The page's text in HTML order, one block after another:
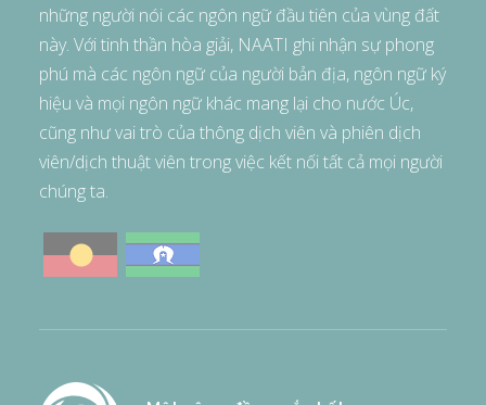
những người nói các ngôn ngữ đầu tiên của vùng đất
này. Với tinh thần hòa giải, NAATI ghi nhận sự phong
phú mà các ngôn ngữ của người bản địa, ngôn ngữ ký
hiệu và mọi ngôn ngữ khác mang lại cho nước Úc,
cũng như vai trò của thông dịch viên và phiên dịch
viên/dịch thuật viên trong việc kết nối tất cả mọi người
chúng ta.